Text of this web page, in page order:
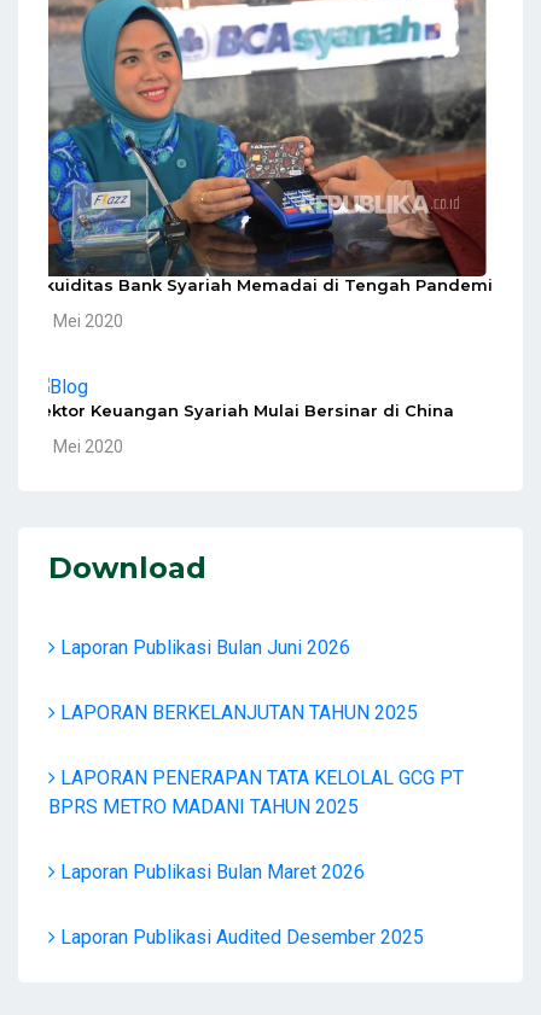
Likuiditas Bank Syariah Memadai di Tengah Pandemi
10 Mei 2020
Sektor Keuangan Syariah Mulai Bersinar di China
10 Mei 2020
Download
Laporan Publikasi Bulan Juni 2026
LAPORAN BERKELANJUTAN TAHUN 2025
LAPORAN PENERAPAN TATA KELOLAL GCG PT
BPRS METRO MADANI TAHUN 2025
Laporan Publikasi Bulan Maret 2026
Laporan Publikasi Audited Desember 2025